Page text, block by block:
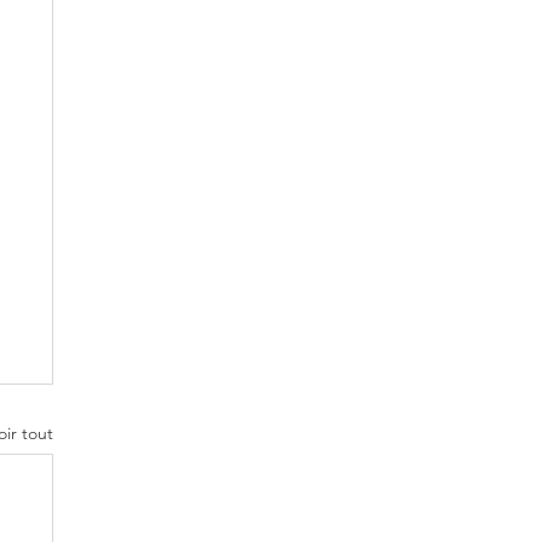
tout